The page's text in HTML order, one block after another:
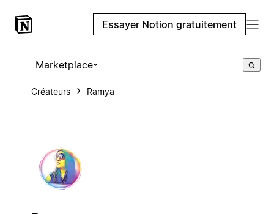
Essayer Notion gratuitement
Marketplace
Créateurs Ramya